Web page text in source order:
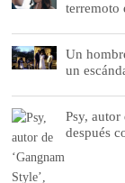
terremoto
Un
un
Psy, autor
después